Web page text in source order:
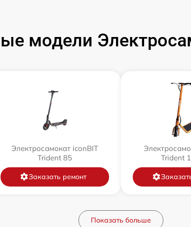
модели
Электросамокат iconBIT
Trident 85
Заказать ремонт
Trident
Показать больше